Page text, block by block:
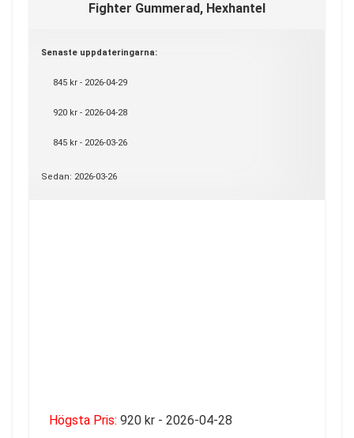
Fighter Gummerad, Hexhantel
Senaste uppdateringarna:
845 kr - 2026-04-29
920 kr - 2026-04-28
845 kr - 2026-03-26
Sedan: 2026-03-26
Högsta Pris: 920 kr - 2026-04-28